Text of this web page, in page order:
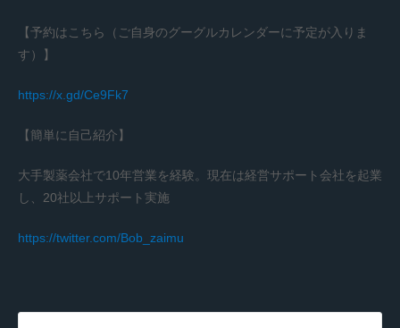
【予約はこちら（ご自身のグーグルカレンダーに予定が入りま
す）】
https://x.gd/Ce9Fk7
【簡単に自己紹介】
大手製薬会社で10年営業を経験。現在は経営サポート会社を起業
し、20社以上サポート実施
https://twitter.com/Bob_zaimu